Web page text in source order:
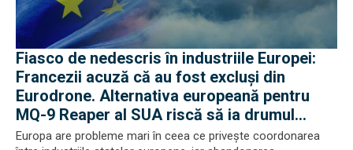
Fiasco de nedescris în industriile Europei:
Francezii acuză că au fost excluși din
Eurodrone. Alternativa europeană pentru
MQ-9 Reaper al SUA riscă să ia drumul
avionului european
Europa are probleme mari în ceea ce privește coordonarea